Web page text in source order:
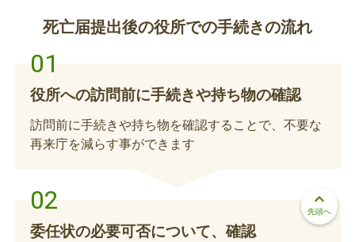
合、廃止の手続きおよび介護給付券の返却が必要と
合、その介護人の廃止手続きも必要です。【郵送
可】
ー、介護タクシー利用料助成、心身障害者寝
具乾燥、配食サービスの異動届（廃止届）の
提出
いた場合、利用停止の手続きが必要になります。
【郵送可】
死亡届提出後の役所での手続きの流れ
役所への訪問前に手続きや持ち物の確認
訪問前に手続きや持ち物を確認することで、不要な
再来庁を減らす事ができます
委任状の必要可否について、確認
keyboard_arrow_up
先頭へ